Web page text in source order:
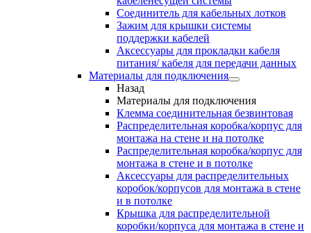
Соединитель для кабельных лотков
Зажим для крышки системы
поддержки кабелей
Аксессуары для прокладки кабеля
питания/ кабеля для передачи данных
Материалы для подключения
Назад
Материалы для подключения
Клемма соединительная безвинтовая
Распределительная коробка/корпус для
монтажа на стене и на потолке
Распределительная коробка/корпус для
монтажа в стене и в потолке
Аксессуары для распределительных
коробок/корпусов для монтажа в стене
и в потолке
Крышка для распределительной
коробки/корпуса для монтажа в стене и